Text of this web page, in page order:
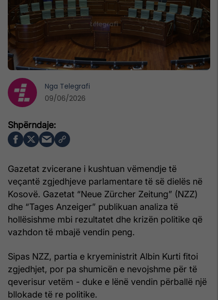
Gazetat zvicerane i kushtuan vëmendje të
veçantë zgjedhjeve parlamentare të së dielës në
Kosovë. Gazetat “Neue Zürcher Zeitung” (NZZ)
dhe “Tages Anzeiger” publikuan analiza të
hollësishme mbi rezultatet dhe krizën politike që
vazhdon të mbajë vendin peng.
Sipas NZZ, partia e kryeministrit Albin Kurti fitoi
zgjedhjet, por pa shumicën e nevojshme për të
qeverisur vetëm - duke e lënë vendin përballë një
bllokade të re politike.
Nga Telegrafi
09/06/2026